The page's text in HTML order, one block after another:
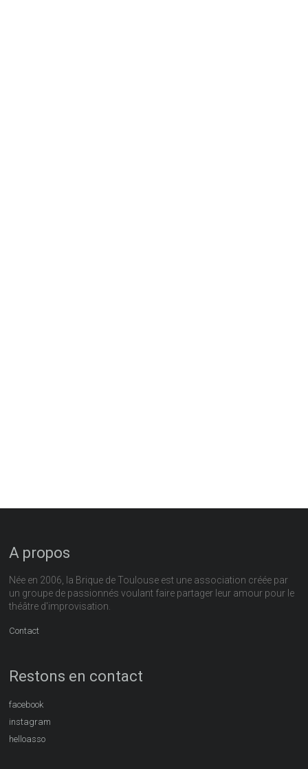
A propos
Née en 2006, la Brique de Toulouse est une association créée par
un groupe de passionnés voulant faire partager leur amour pour le
théâtre d'improvisation.
Contact
Restons en contact
facebook
instagram
helloasso